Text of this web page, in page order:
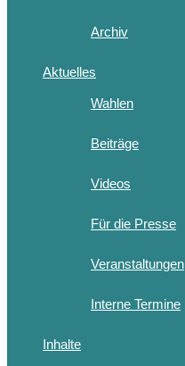
Archiv
Aktuelles
Wahlen
Beiträge
Videos
Für die Presse
Veranstaltungen
Interne Termine
Inhalte